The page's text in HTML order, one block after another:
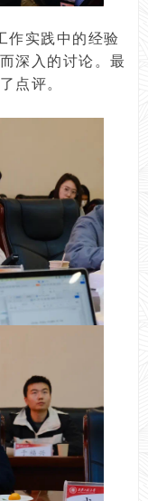
作实践中的经验
深入的讨论。最
点评。